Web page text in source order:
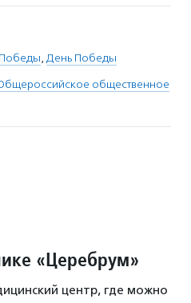
, День Победы
общественное
«Церебрум»
центр, где можно